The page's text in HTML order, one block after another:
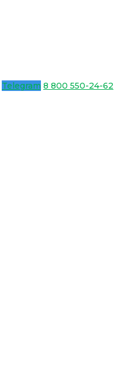
Telegram 8 800 550-24-62